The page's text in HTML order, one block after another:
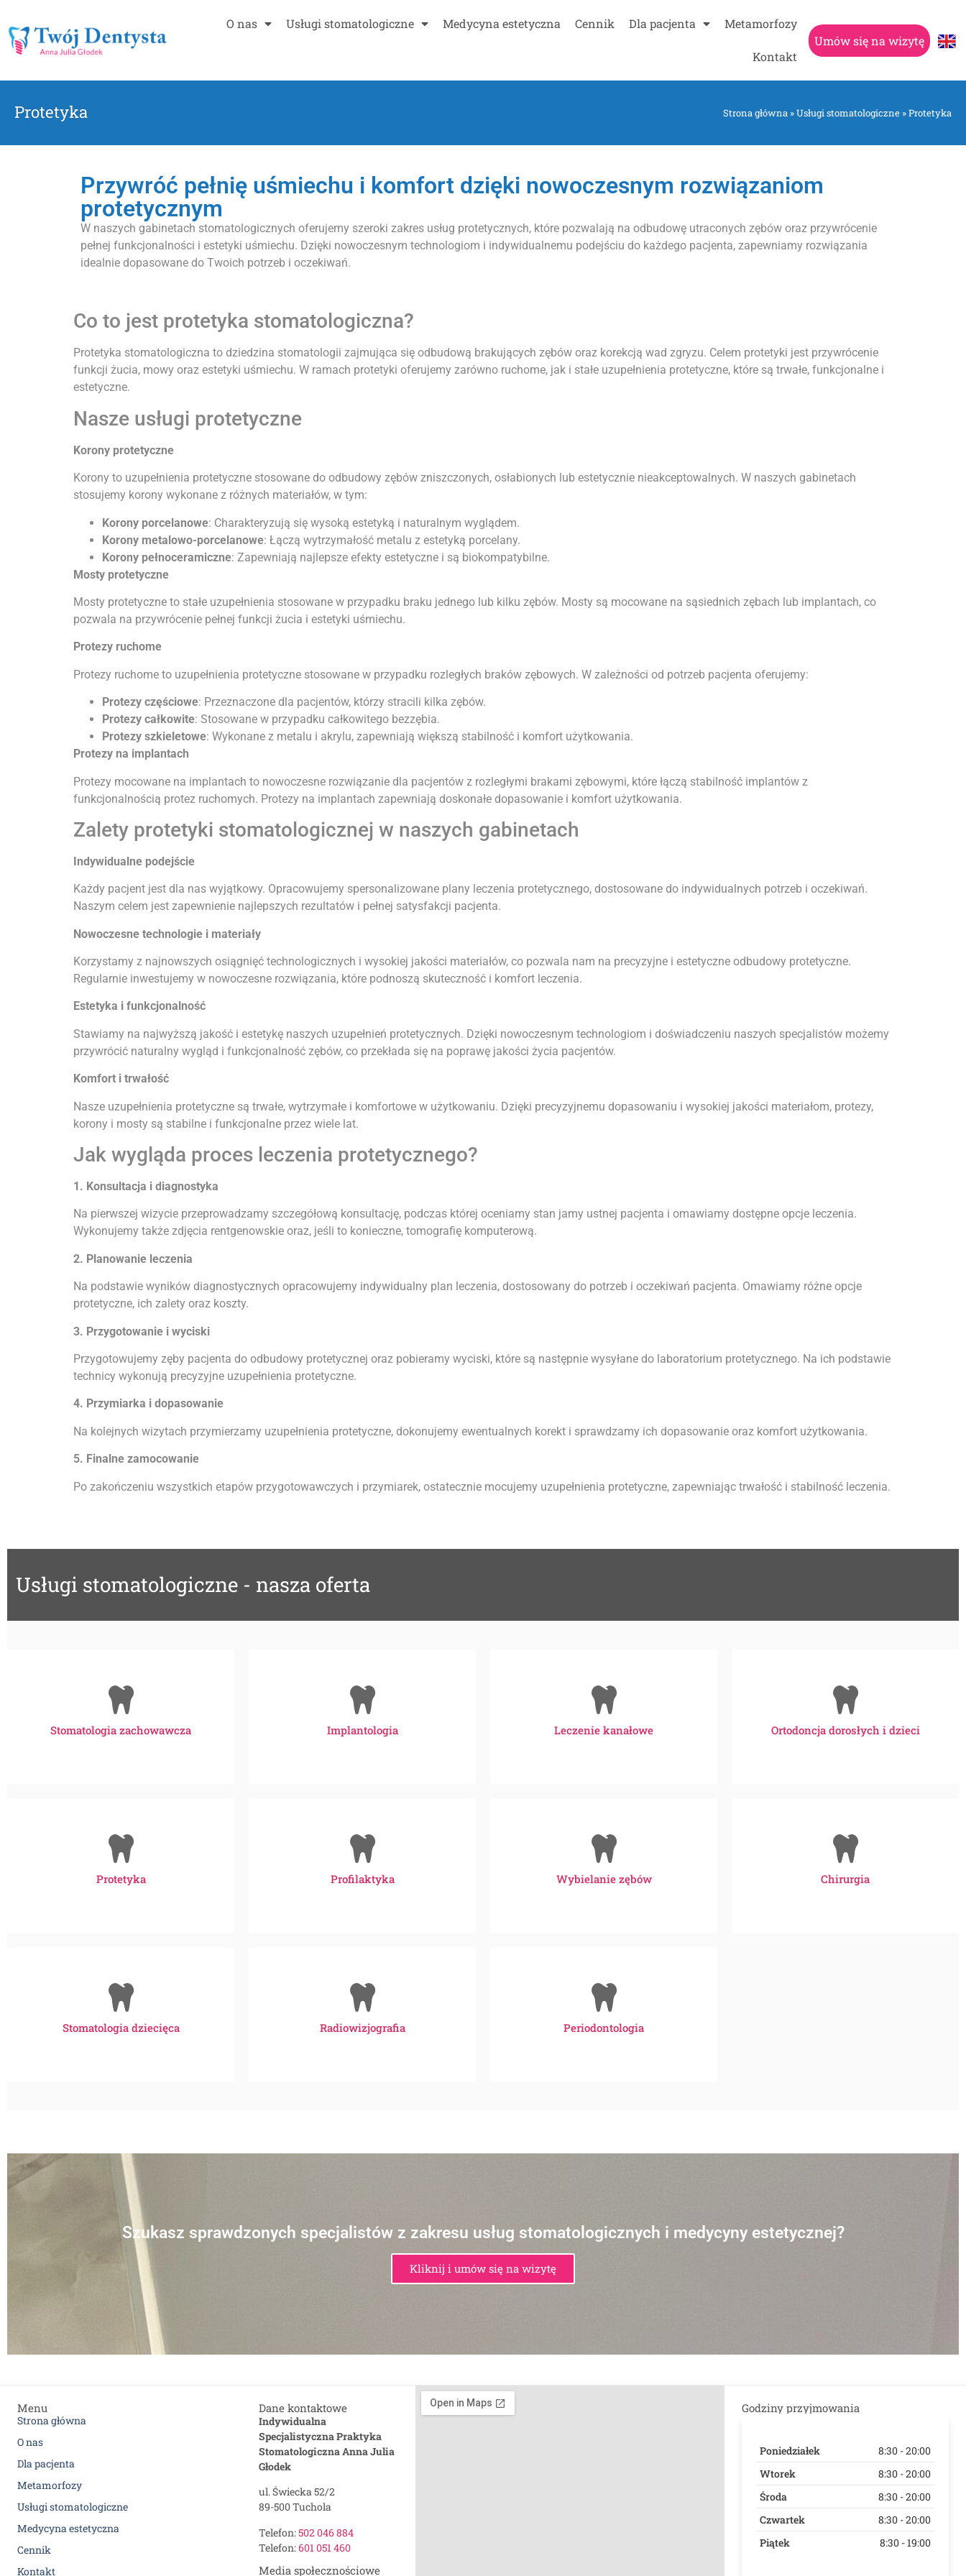
O nas Usługi stomatologiczne Medycyna estetyczna Cennik Dla pacjenta Metamorfozy
Kontakt
Umów się na wizytę
Protetyka Strona główna »Usługi stomatologiczne »Protetyka
Przywróć pełnię uśmiechu i komfort dzięki nowoczesnym rozwiązaniom
protetycznym
W naszych gabinetach stomatologicznych oferujemy szeroki zakres usług protetycznych, które pozwalają na odbudowę utraconych zębów oraz przywrócenie
pełnej funkcjonalności i estetyki uśmiechu. Dzięki nowoczesnym technologiom i indywidualnemu podejściu do każdego pacjenta, zapewniamy rozwiązania
idealnie dopasowane do Twoich potrzeb i oczekiwań.
Co to jest protetyka stomatologiczna?
Protetyka stomatologiczna to dziedzina stomatologii zajmująca się odbudową brakujących zębów oraz korekcją wad zgryzu. Celem protetyki jest przywrócenie
funkcji żucia, mowy oraz estetyki uśmiechu. W ramach protetyki oferujemy zarówno ruchome, jak i stałe uzupełnienia protetyczne, które są trwałe, funkcjonalne i
estetyczne.
Nasze usługi protetyczne
Korony protetyczne
Korony to uzupełnienia protetyczne stosowane do odbudowy zębów zniszczonych, osłabionych lub estetycznie nieakceptowalnych. W naszych gabinetach
stosujemy korony wykonane z różnych materiałów, w tym:
Korony porcelanowe: Charakteryzują się wysoką estetyką i naturalnym wyglądem.
Korony metalowo-porcelanowe: Łączą wytrzymałość metalu z estetyką porcelany.
Korony pełnoceramiczne: Zapewniają najlepsze efekty estetyczne i są biokompatybilne.
Mosty protetyczne
Mosty protetyczne to stałe uzupełnienia stosowane w przypadku braku jednego lub kilku zębów. Mosty są mocowane na sąsiednich zębach lub implantach, co
pozwala na przywrócenie pełnej funkcji żucia i estetyki uśmiechu.
Protezy ruchome
Protezy ruchome to uzupełnienia protetyczne stosowane w przypadku rozległych braków zębowych. W zależności od potrzeb pacjenta oferujemy:
Protezy częściowe: Przeznaczone dla pacjentów, którzy stracili kilka zębów.
Protezy całkowite: Stosowane w przypadku całkowitego bezzębia.
Protezy szkieletowe: Wykonane z metalu i akrylu, zapewniają większą stabilność i komfort użytkowania.
Protezy na implantach
Protezy mocowane na implantach to nowoczesne rozwiązanie dla pacjentów z rozległymi brakami zębowymi, które łączą stabilność implantów z
funkcjonalnością protez ruchomych. Protezy na implantach zapewniają doskonałe dopasowanie i komfort użytkowania.
Zalety protetyki stomatologicznej w naszych gabinetach
Indywidualne podejście
Każdy pacjent jest dla nas wyjątkowy. Opracowujemy spersonalizowane plany leczenia protetycznego, dostosowane do indywidualnych potrzeb i oczekiwań.
Naszym celem jest zapewnienie najlepszych rezultatów i pełnej satysfakcji pacjenta.
Nowoczesne technologie i materiały
Korzystamy z najnowszych osiągnięć technologicznych i wysokiej jakości materiałów, co pozwala nam na precyzyjne i estetyczne odbudowy protetyczne.
Regularnie inwestujemy w nowoczesne rozwiązania, które podnoszą skuteczność i komfort leczenia.
Estetyka i funkcjonalność
Stawiamy na najwyższą jakość i estetykę naszych uzupełnień protetycznych. Dzięki nowoczesnym technologiom i doświadczeniu naszych specjalistów możemy
przywrócić naturalny wygląd i funkcjonalność zębów, co przekłada się na poprawę jakości życia pacjentów.
Komfort i trwałość
Nasze uzupełnienia protetyczne są trwałe, wytrzymałe i komfortowe w użytkowaniu. Dzięki precyzyjnemu dopasowaniu i wysokiej jakości materiałom, protezy,
korony i mosty są stabilne i funkcjonalne przez wiele lat.
Jak wygląda proces leczenia protetycznego?
1. Konsultacja i diagnostyka
Na pierwszej wizycie przeprowadzamy szczegółową konsultację, podczas której oceniamy stan jamy ustnej pacjenta i omawiamy dostępne opcje leczenia.
Wykonujemy także zdjęcia rentgenowskie oraz, jeśli to konieczne, tomografię komputerową.
2. Planowanie leczenia
Na podstawie wyników diagnostycznych opracowujemy indywidualny plan leczenia, dostosowany do potrzeb i oczekiwań pacjenta. Omawiamy różne opcje
protetyczne, ich zalety oraz koszty.
3. Przygotowanie i wyciski
Przygotowujemy zęby pacjenta do odbudowy protetycznej oraz pobieramy wyciski, które są następnie wysyłane do laboratorium protetycznego. Na ich podstawie
technicy wykonują precyzyjne uzupełnienia protetyczne.
4. Przymiarka i dopasowanie
Na kolejnych wizytach przymierzamy uzupełnienia protetyczne, dokonujemy ewentualnych korekt i sprawdzamy ich dopasowanie oraz komfort użytkowania.
5. Finalne zamocowanie
Po zakończeniu wszystkich etapów przygotowawczych i przymiarek, ostatecznie mocujemy uzupełnienia protetyczne, zapewniając trwałość i stabilność leczenia.
Usługi stomatologiczne - nasza oferta
Stomatologia zachowawcza Implantologia Leczenie kanałowe Ortodoncja dorosłych i dzieci
Protetyka Profilaktyka Wybielanie zębów Chirurgia
Stomatologia dziecięca Radiowizjografia Periodontologia
Szukasz sprawdzonych specjalistów z zakresu usług stomatologicznych i medycyny estetycznej?
Kliknij i umów się na wizytę
Menu
Strona główna
O nas
Dla pacjenta
Metamorfozy
Usługi stomatologiczne
Medycyna estetyczna
Cennik
Kontakt
Dane kontaktowe
Indywidualna
Specjalistyczna Praktyka
Stomatologiczna Anna Julia
Głodek
ul. Świecka 52/2
89-500 Tuchola
Telefon:502 046 884
Telefon:601 051 460
Media społecznościowe
Godziny przyjmowania
Poniedziałek
8:30 - 20:00
Wtorek
8:30 - 20:00
Środa
8:30 - 20:00
Czwartek
8:30 - 20:00
Piątek
8:30 - 19:00